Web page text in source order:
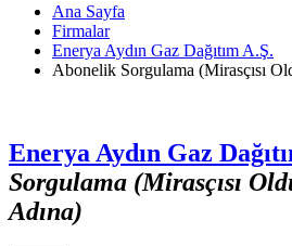
Ana Sayfa
Firmalar
Enerya Aydın Gaz Dağıtım A.Ş.
Abonelik Sorgulama (Mirasçısı
Enerya Aydın Gaz
Sorgulama (Mirasçısı
Adına)